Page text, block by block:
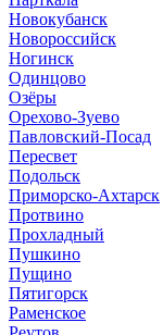
Новокубанск
Новороссийск
Ногинск
Одинцово
Озёры
Орехово-Зуево
Павловский-Посад
Пересвет
Подольск
Приморско-Ахтарск
Протвино
Прохладный
Пушкино
Пущино
Пятигорск
Раменское